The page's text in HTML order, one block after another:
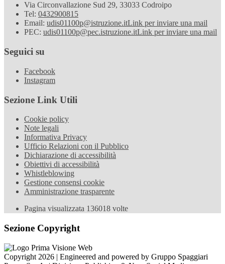
Via Circonvallazione Sud 29, 33033 Codroipo
Tel: 0432900815
Email: udis01100p@istruzione.itLink per inviare una mail
PEC: udis01100p@pec.istruzione.itLink per inviare una mail
Seguici su
Facebook
Instagram
Sezione Link Utili
Cookie policy
Note legali
Informativa Privacy
Ufficio Relazioni con il Pubblico
Dichiarazione di accessibilità
Obiettivi di accessibilità
Whistleblowing
Gestione consensi cookie
Amministrazione trasparente
Pagina visualizzata 136018 volte
Sezione Copyright
Copyright 2026 | Engineered and powered by Gruppo Spaggiari